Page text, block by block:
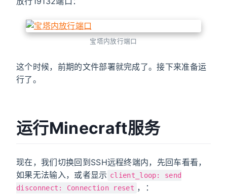
宝塔内放行端口
这个时候，前期的文件部署就完成了。接下来准备运
行了。
运行Minecraft服务
现在，我们切换回到SSH远程终端内，先回车看看，
如果无法输入，或者显示 client_loop: send
disconnect: Connection reset ，：